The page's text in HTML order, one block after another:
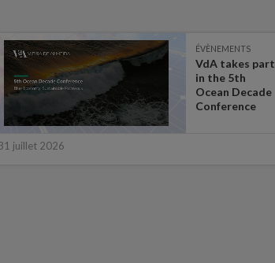
ÉVÈNEMENTS
VdA takes part
in the 5th
Ocean Decade
Conference
juillet 2026